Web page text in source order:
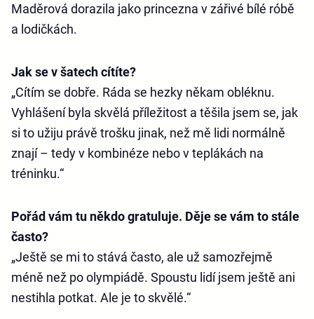
Maděrová dorazila jako princezna v zářivé bílé róbě
a lodičkách.
Jak se v šatech cítíte?
„Cítím se dobře. Ráda se hezky někam obléknu.
Vyhlášení byla skvělá příležitost a těšila jsem se, jak
si to užiju právě trošku jinak, než mě lidi normálně
znají – tedy v kombinéze nebo v teplákách na
tréninku.“
Pořád vám tu někdo gratuluje. Děje se vám to stále
často?
„Ještě se mi to stává často, ale už samozřejmě
méně než po olympiádě. Spoustu lidí jsem ještě ani
nestihla potkat. Ale je to skvělé.“